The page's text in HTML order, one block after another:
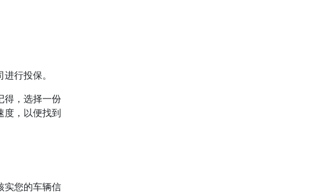
行投保。
得，选择一份
度，以便找到
实您的车辆信